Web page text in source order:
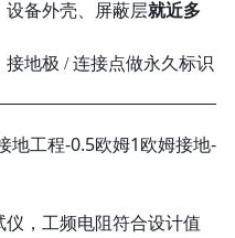
设备外壳、屏蔽层就近多
接地极 / 连接点做永久标识
地工程-0.5欧姆1欧姆接地-
，工频电阻符合设计值